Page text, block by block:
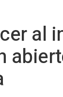
al